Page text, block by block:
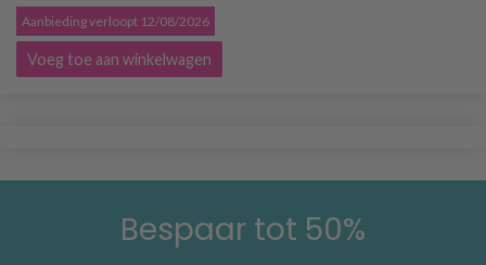
Aanbieding verloopt 12/08/2026
Voeg toe aan winkelwagen
Bespaar tot 50%